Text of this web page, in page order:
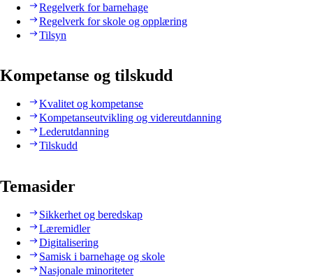
Regelverk for barnehage
Regelverk for skole og opplæring
Tilsyn
Kompetanse og tilskudd
Kvalitet og kompetanse
Kompetanseutvikling og videreutdanning
Lederutdanning
Tilskudd
Temasider
Sikkerhet og beredskap
Læremidler
Digitalisering
Samisk i barnehage og skole
Nasjonale minoriteter